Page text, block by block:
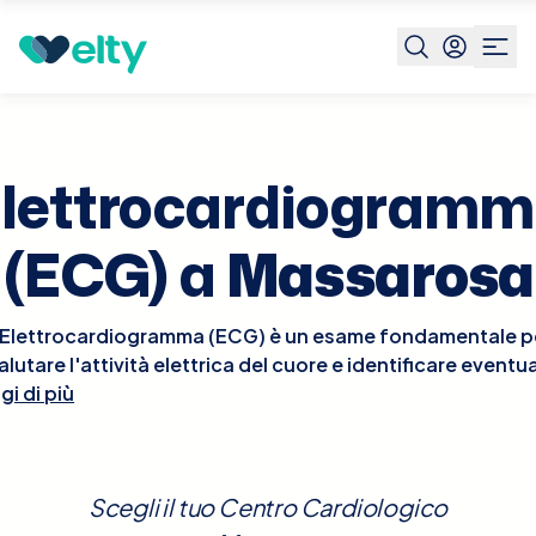
Prenota visita Massarosa
(ECG) a Massarosa
(ECG) è un esame fondamentale
l'attività elettrica del cuore e identificare
cardiache come aritmie, ischemie o infarti.
Non sono necessarie preparazioni speciali
di più
Scegli il tuo Centro Cardiologico